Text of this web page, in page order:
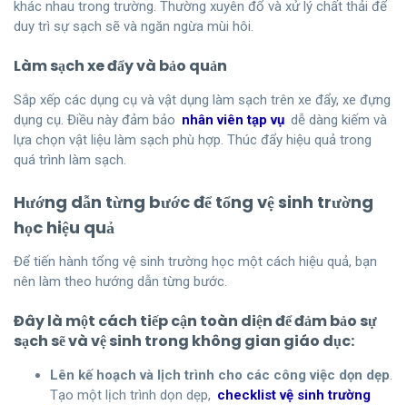
khác nhau trong trường. Thường xuyên đổ và xử lý chất thải để
duy trì sự sạch sẽ và ngăn ngừa mùi hôi.
Làm sạch xe đẩy và bảo quản
Sắp xếp các dụng cụ và vật dụng làm sạch trên xe đẩy, xe đựng
dụng cụ. Điều này đảm bảo nhân viên tạp vụ dễ dàng kiếm và
lựa chọn vật liệu làm sạch phù hợp. Thúc đẩy hiệu quả trong
quá trình làm sạch.
Hướng dẫn từng bước để tổng vệ sinh trường
học hiệu quả
Để tiến hành tổng vệ sinh trường học một cách hiệu quả, bạn
nên làm theo hướng dẫn từng bước.
Đây là một cách tiếp cận toàn diện để đảm bảo sự
sạch sẽ và vệ sinh trong không gian giáo dục:
Lên kế hoạch và lịch trình cho các công việc dọn dẹp.
Tạo một lịch trình dọn dẹp, checklist vệ sinh trường